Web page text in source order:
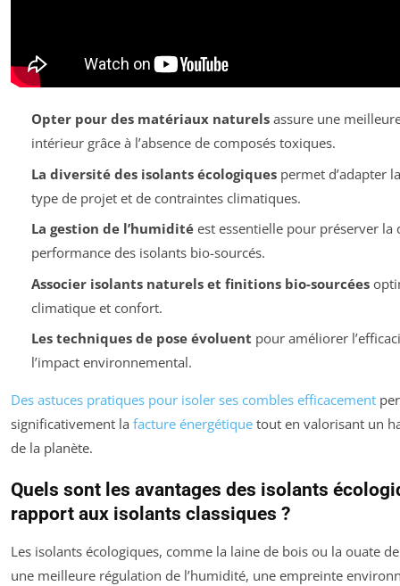
Opter pour des matériaux naturelsassure une
intérieur grâce à l’absence de composés toxiques.
La diversité des isolants écologiquespermet d’adapter
type de projet et de contraintes climatiques.
La gestion de l’humiditéest essentielle pour préserver la
performance des isolants bio-sourcés.
Associer isolants naturels et finitions bio-sourcées
climatique et confort.
Les techniques de pose évoluent pour améliorer
l’impact environnemental.
Des astuces pratiques pour isoler ses combles efficacement
significativement la facture énergétique tout en valorisant un
de la planète.
Quels sont les avantages des isolants
rapport aux isolants classiques ?
Les isolants écologiques, comme la laine de bois ou la ouate
une meilleure régulation de l’humidité, une empreinte